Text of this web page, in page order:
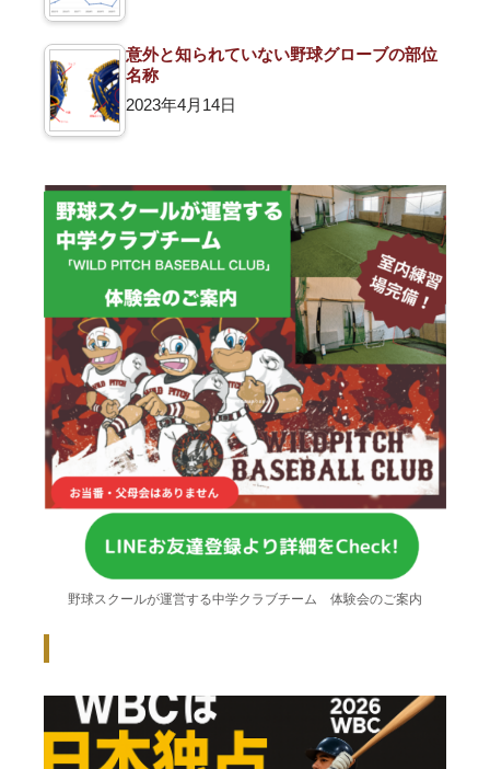
意外と知られていない野球グローブの部位
名称
2023年4月14日
野球スクールが運営する中学クラブチーム 体験会のご案内